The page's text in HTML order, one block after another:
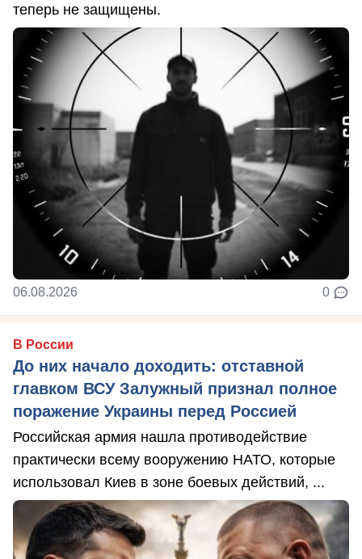
теперь не защищены.
06.08.2026 0
В России
До них начало доходить: отставной
главком ВСУ Залужный признал полное
поражение Украины перед Россией
Российская армия нашла противодействие
практически всему вооружению НАТО, которые
использовал Киев в зоне боевых действий, ...